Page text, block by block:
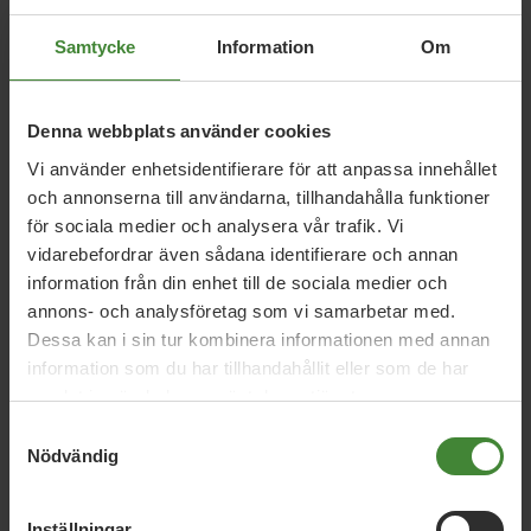
Samtycke Information Om
Denna webbplats använder cookies
Vi använder enhetsidentifierare för att anpassa innehållet
och annonserna till användarna, tillhandahålla funktioner
för sociala medier och analysera vår trafik. Vi
vidarebefordrar även sådana identifierare och annan
information från din enhet till de sociala medier och
annons- och analysföretag som vi samarbetar med.
Dessa kan i sin tur kombinera informationen med annan
information som du har tillhandahållit eller som de har
samlat in när du har använt deras tjänster.
Nödvändig
B Barn och ungdomar
F Förnyelsebar energi
H Hållbart arbetsliv